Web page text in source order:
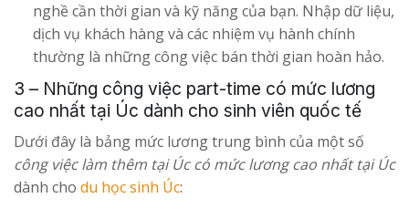
nghề cần thời gian và kỹ năng của bạn. Nhập dữ liệu,
dịch vụ khách hàng và các nhiệm vụ hành chính
thường là những công việc bán thời gian hoàn hảo.
3 – Những công việc part-time có mức lương
cao nhất tại Úc dành cho sinh viên quốc tế
Dưới đây là bảng mức lương trung bình của một số
công việc làm thêm tại Úc có mức lương cao nhất tại Úc
dành cho du học sinh Úc: